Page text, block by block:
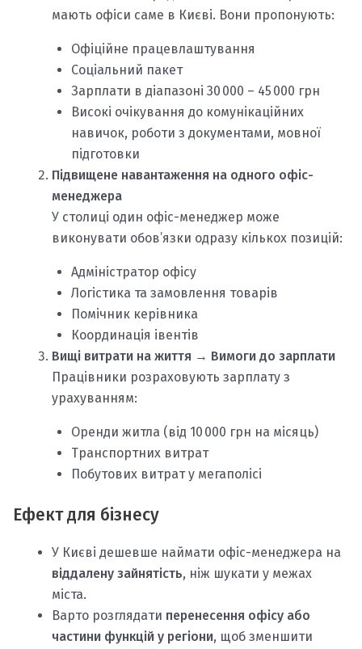
мають офіси саме в Києві. Вони пропонують:
Офіційне працевлаштування
Соціальний пакет
Зарплати в діапазоні 30 000 – 45 000 грн
Високі очікування до комунікаційних
навичок, роботи з документами, мовної
підготовки
Підвищене навантаження на одного офіс-
менеджера
У столиці один офіс-менеджер може
виконувати обов’язки одразу кількох позицій:
Адміністратор офісу
Логістика та замовлення товарів
Помічник керівника
Координація івентів
Вищі витрати на життя → Вимоги до зарплати
Працівники розраховують зарплату з
урахуванням:
Оренди житла (від 10 000 грн на місяць)
Транспортних витрат
Побутових витрат у мегаполісі
Ефект для бізнесу
У Києві дешевше наймати офіс-менеджера на
віддалену зайнятість, ніж шукати у межах
міста.
Варто розглядати перенесення офісу або
частини функцій у регіони, щоб зменшити